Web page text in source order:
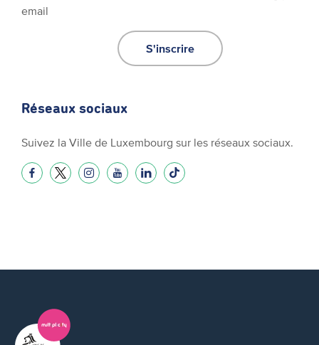
email
S'inscrire
Réseaux sociaux
Suivez la Ville de Luxembourg sur les réseaux sociaux.